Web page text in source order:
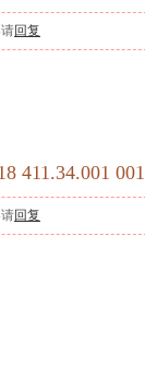
回复
411.34.001 001
回复